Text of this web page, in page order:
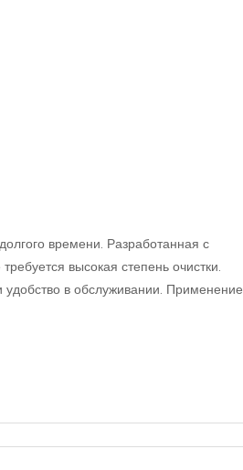
времени. Разработанная с
высокая степень очистки.
в обслуживании. Применение